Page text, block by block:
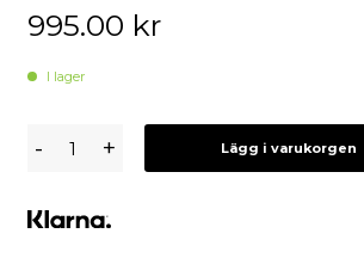
995.00 kr
I lager
Svedbom
Armband
/
- + Lägg i varukorgen